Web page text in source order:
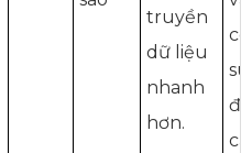
truyền
dữ liệu
nhanh
hơn.